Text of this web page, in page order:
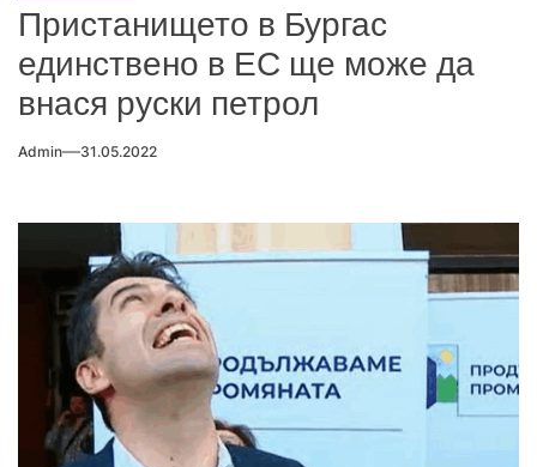
Пристанището в Бургас
единствено в ЕС ще може да
внася руски петрол
Admin 31.05.2022